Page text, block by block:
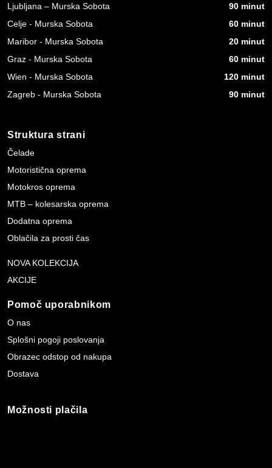
Ljubljana – Murska Sobota
90 minut
Celje - Murska Sobota
60 minut
Maribor - Murska Sobota
20 minut
Graz - Murska Sobota
60 minut
Wien - Murska Sobota
120 minut
Zagreb - Murska Sobota
90 minut
Struktura strani
Čelade
Motoristična oprema
Motokros oprema
MTB – kolesarska oprema
Dodatna oprema
Oblačila za prosti čas
NOVA KOLEKCIJA
AKCIJE
Pomoč uporabnikom
O nas
Splošni pogoji poslovanja
Obrazec odstop od nakupa
Dostava
Možnosti plačila